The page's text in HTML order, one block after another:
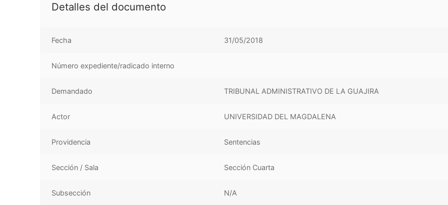
Detalles del documento
Fecha 31/05/2018
Número expediente/radicado interno
Demandado TRIBUNAL ADMINISTRATIVO DE LA GUAJIRA
Actor UNIVERSIDAD DEL MAGDALENA
Providencia Sentencias
Sección / Sala Sección Cuarta
Subsección N/A